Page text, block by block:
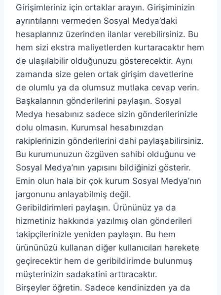
Girişimleriniz için ortaklar arayın. Girişiminizin
ayrıntılarını vermeden Sosyal Medya’daki
hesaplarınız üzerinden ilanlar verebilirsiniz. Bu
hem sizi ekstra maliyetlerden kurtaracaktır hem
de ulaşılabilir olduğunuzu gösterecektir. Aynı
zamanda size gelen ortak girişim davetlerine
de olumlu ya da olumsuz mutlaka cevap verin.
Başkalarının gönderilerini paylaşın. Sosyal
Medya hesabınız sadece sizin gönderilerinizle
dolu olmasın. Kurumsal hesabınızdan
rakiplerinizin gönderilerini dahi paylaşabilirsiniz.
Bu kurumunuzun özgüven sahibi olduğunu ve
Sosyal Medya’nın yapısını bildiğinizi gösterir.
Emin olun hala bir çok kurum Sosyal Medya’nın
jargonunu anlayabilmiş değil.
Geribildirimleri paylaşın. Ürününüz ya da
hizmetiniz hakkında yazılmış olan gönderileri
takipçilerinizle yeniden paylaşın. Bu hem
ürününüzü kullanan diğer kullanıcıları harekete
geçirecektir hem de geribildirimde bulunmuş
müşterinizin sadakatini arttıracaktır.
Birşeyler öğretin. Sadece kendinizden ya da